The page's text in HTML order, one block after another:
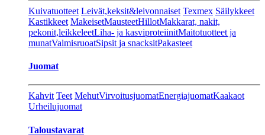
Kuivatuotteet Leivät,keksit&leivonnaiset Texmex Säilykkeet
Kastikkeet MakeisetMausteetHillotMakkarat, nakit,
pekonit,leikkeleetLiha- ja kasviproteiinitMaitotuotteet ja
munatValmisruoatSipsit ja snacksitPakasteet
Juomat
Kahvit Teet MehutVirvoitusjuomatEnergiajuomatKaakaot
Urheilujuomat
Taloustavarat